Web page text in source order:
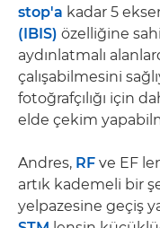
stop'a kadar 5
(IBIS) özelliğine
aydınlatmalı
çalışabilmesini
fotoğrafçılığı için
elde çekim
Andres, RF ve EF
artık kademeli bir
yelpazesine geçiş